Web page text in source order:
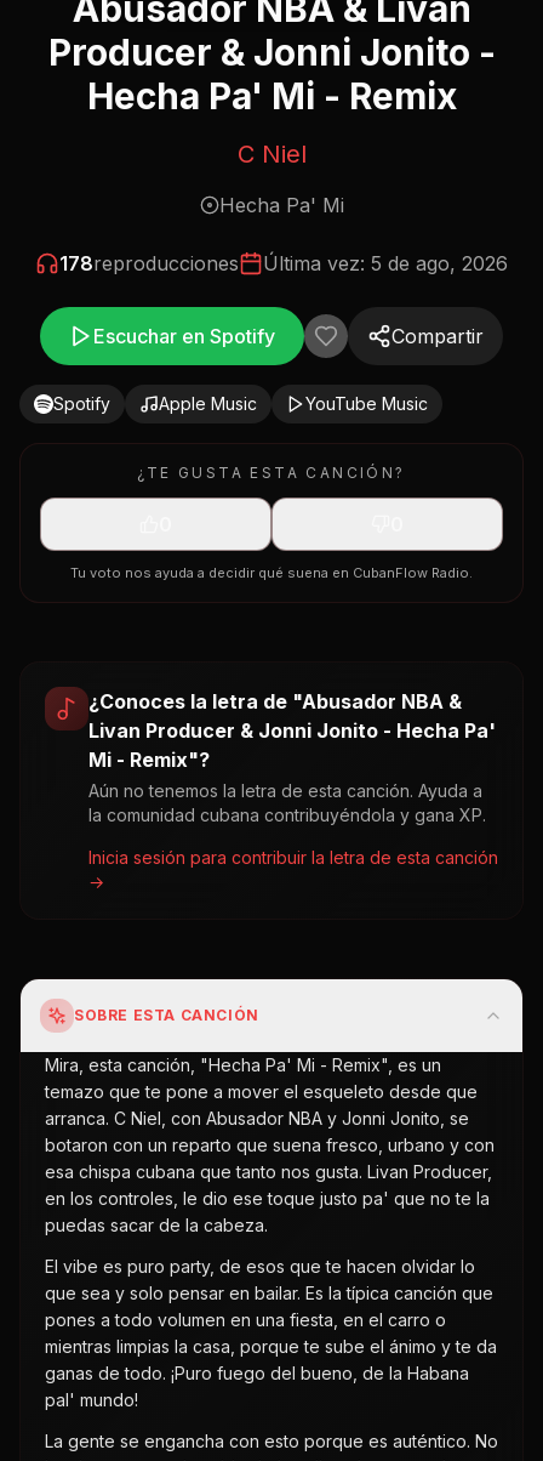
Producer & Jonni Jonito -
Hecha Pa' Mi - Remix
C Niel
Hecha Pa' Mi
178reproducciones Última vez: 5 de ago, 2026
Escuchar en Spotify Compartir
Spotify Apple Music YouTube Music
¿TE GUSTA ESTA CANCIÓN?
Tu voto nos ayuda a decidir qué suena en CubanFlow Radio.
¿Conoces la letra de "Abusador NBA &
Livan Producer & Jonni Jonito - Hecha Pa'
Mi - Remix"?
Aún no tenemos la letra de esta canción. Ayuda a
la comunidad cubana contribuyéndola y gana XP.
Inicia sesión para contribuir la letra de esta canción
→
SOBRE ESTA CANCIÓN
Mira, esta canción, "Hecha Pa' Mi - Remix", es un
temazo que te pone a mover el esqueleto desde que
arranca. C Niel, con Abusador NBA y Jonni Jonito, se
botaron con un reparto que suena fresco, urbano y con
esa chispa cubana que tanto nos gusta. Livan Producer,
en los controles, le dio ese toque justo pa' que no te la
puedas sacar de la cabeza.
El vibe es puro party, de esos que te hacen olvidar lo
que sea y solo pensar en bailar. Es la típica canción que
pones a todo volumen en una fiesta, en el carro o
mientras limpias la casa, porque te sube el ánimo y te da
ganas de todo. ¡Puro fuego del bueno, de la Habana
pal' mundo!
La gente se engancha con esto porque es auténtico. No